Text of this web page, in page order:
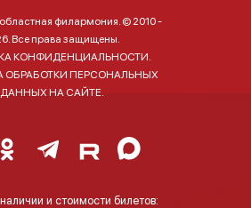
филармония. © 2010 -
Все права защищены.
КОНФИДЕНЦИАЛЬНОСТИ.
ОБРАБОТКИ ПЕРСОНАЛЬНЫХ
ДАННЫХ НА САЙТЕ.
и стоимости билетов: